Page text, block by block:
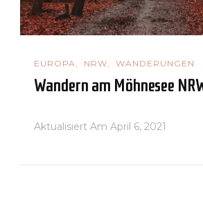
EUROPA NRW WANDERUNGEN
Wandern am Möhnesee
Aktualisiert Am April 6, 2021